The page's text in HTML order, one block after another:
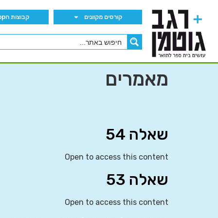
קורסים מקוונים קבוצות הWhatsApp
מאמרים
שאלה 54
Open to access this content
שאלה 53
Open to access this content